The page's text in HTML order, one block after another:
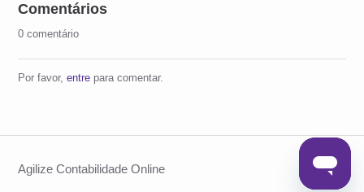
Comentários
0 comentário
Por favor,entre para comentar.
Agilize Contabilidade Online